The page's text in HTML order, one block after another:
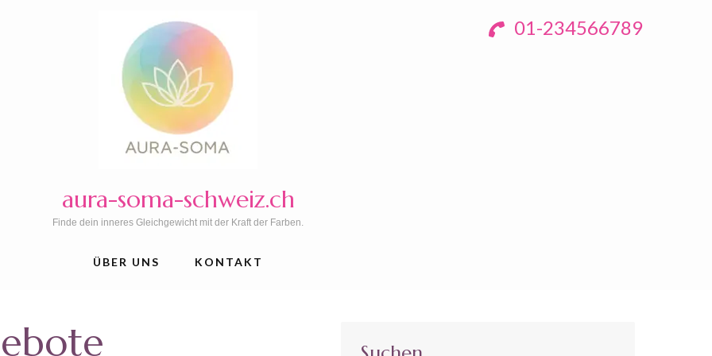
01-234566789
aura-soma-schweiz.ch
Finde dein inneres Gleichgewicht mit der Kraft der Farben.
ÜBER UNS KONTAKT